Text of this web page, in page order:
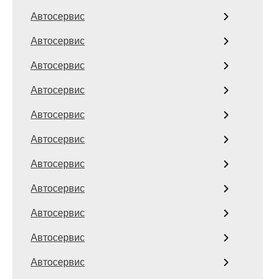
Автосервис
Автосервис
Автосервис
Автосервис
Автосервис
Автосервис
Автосервис
Автосервис
Автосервис
Автосервис
Автосервис